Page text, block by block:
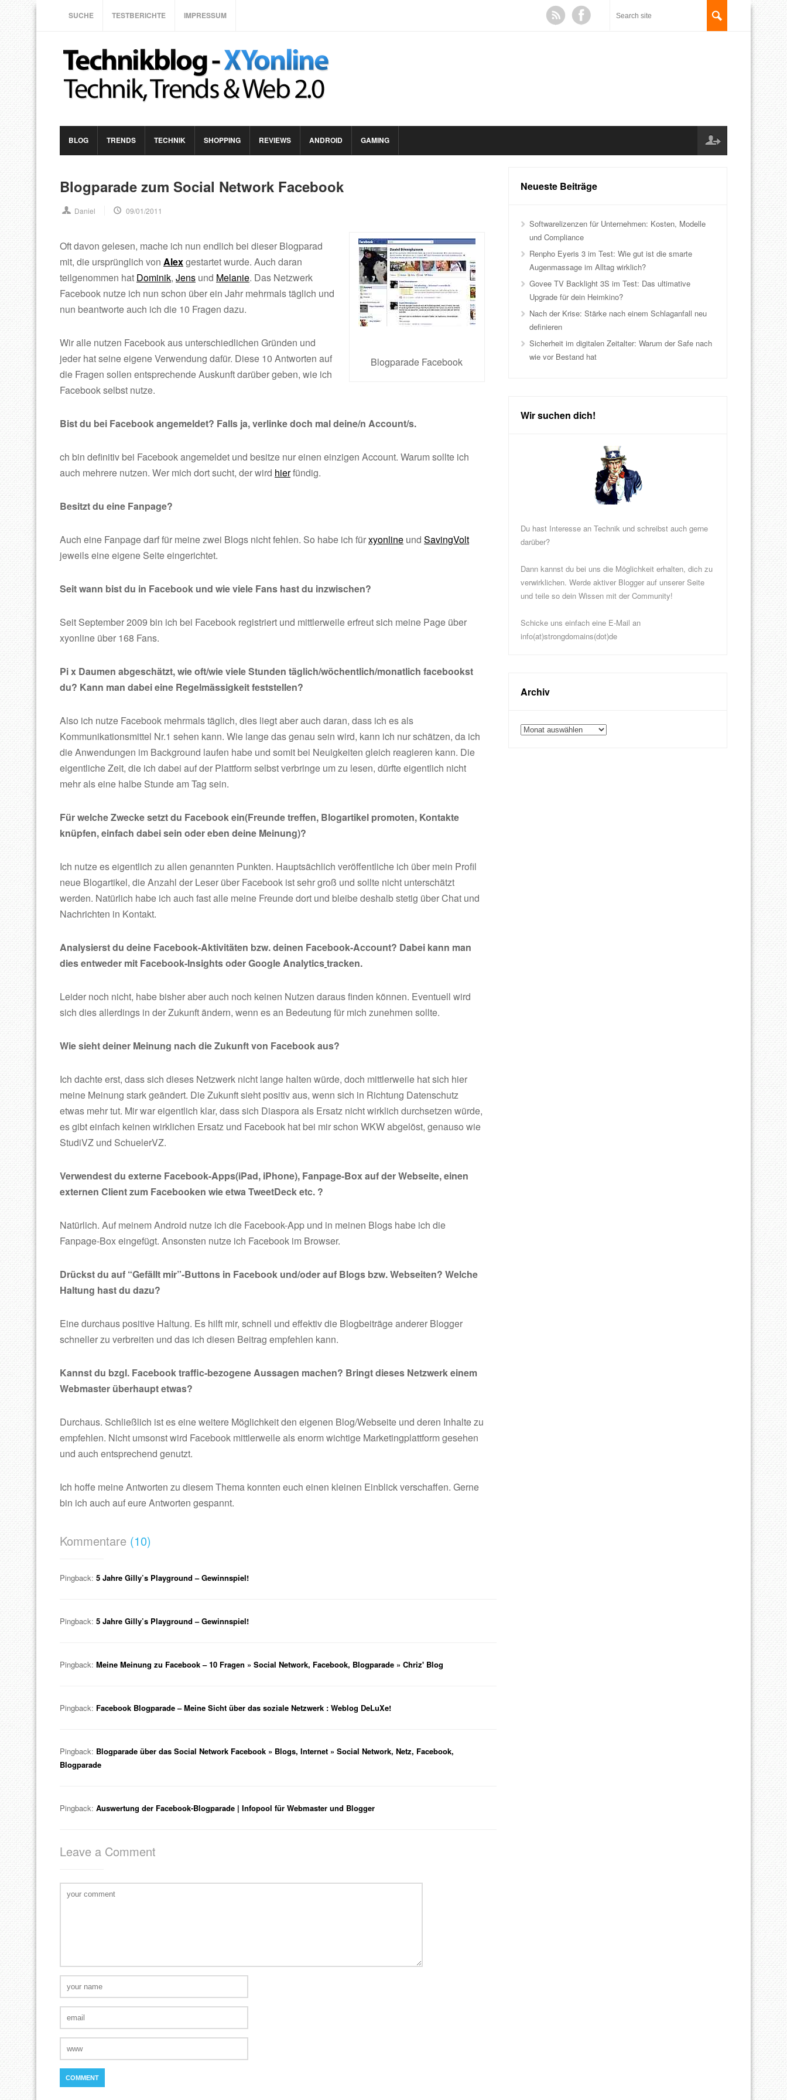
SUCHE TESTBERICHTE IMPRESSUM
BLOG TRENDS TECHNIK SHOPPING REVIEWS ANDROID GAMING
Blogparade zum Social Network Facebook
Daniel 09/01/2011
Blogparade Facebook
Oft davon gelesen, mache ich nun endlich bei dieser Blogparad
mit, die ursprünglich von Alexgestartet wurde. Auch daran
teilgenommen hat Dominik, Jens und Melanie. Das Netzwerk
Facebook nutze ich nun schon über ein Jahr mehrmals täglich und
nun beantworte auch ich die 10 Fragen dazu.
Wir alle nutzen Facebook aus unterschiedlichen Gründen und
jeder hat seine eigene Verwendung dafür. Diese 10 Antworten auf
die Fragen sollen entsprechende Auskunft darüber geben, wie ich
Facebook selbst nutze.
Bist du bei Facebook angemeldet? Falls ja, verlinke doch mal deine/n Account/s.
ch bin definitiv bei Facebook angemeldet und besitze nur einen einzigen Account. Warum sollte ich
auch mehrere nutzen. Wer mich dort sucht, der wird hierfündig.
Besitzt du eine Fanpage?
Auch eine Fanpagedarf für meine zwei Blogs nicht fehlen. So habe ich fürxyonline und SavingVolt
jeweils eine eigene Seite eingerichtet.
Seit wann bist du in Facebook und wie viele Fans hast du inzwischen?
Seit September 2009 bin ich bei Facebook registriert und mittlerweile erfreut sich meine Page über
xyonline über 168 Fans.
Pi x Daumen abgeschätzt, wie oft/wie viele Stunden täglich/wöchentlich/monatlich facebookst
du? Kann man dabei eine Regelmässigkeit feststellen?
Also ich nutze Facebook mehrmals täglich, dies liegt aber auch daran, dass ich es als
Kommunikationsmittel Nr.1 sehen kann. Wie lange das genau sein wird, kann ich nur schätzen, da ich
die Anwendungen im Background laufen habe und somit bei Neuigkeiten gleich reagieren kann. Die
eigentliche Zeit, die ich dabei auf der Plattform selbst verbringe um zu lesen, dürfte eigentlich nicht
mehr als eine halbe Stunde am Tag sein.
Für welche Zwecke setzt du Facebook ein(Freunde treffen, Blogartikel promoten, Kontakte
knüpfen, einfach dabei sein oder eben deine Meinung)?
Ich nutze es eigentlich zu allen genannten Punkten. Hauptsächlich veröffentliche ich über mein Profil
neue Blogartikel, die Anzahl der Leser über Facebook ist sehr groß und sollte nicht unterschätzt
werden. Natürlich habe ich auch fast alle meine Freunde dort und bleibe deshalb stetig über Chat und
Nachrichten in Kontakt.
Analysierst du deine Facebook-Aktivitäten bzw. deinen Facebook-Account? Dabei kann man
dies entweder mit Facebook-Insights oder Google Analyticstracken.
Leider noch nicht, habe bisher aber auch noch keinen Nutzen daraus finden können. Eventuell wird
sich dies allerdings in der Zukunft ändern, wenn es an Bedeutung für mich zunehmen sollte.
Wie sieht deiner Meinung nach die Zukunft von Facebook aus?
Ich dachte erst, dass sich dieses Netzwerk nicht lange halten würde, doch mittlerweile hat sich hier
meine Meinung stark geändert. Die Zukunft sieht positiv aus, wenn sich in Richtung Datenschutz
etwas mehr tut. Mir war eigentlich klar, dass sich Diaspora als Ersatz nicht wirklich durchsetzen würde,
es gibt einfach keinen wirklichen Ersatz und Facebook hat bei mir schon WKW abgelöst, genauso wie
StudiVZ und SchuelerVZ.
Verwendest du externe Facebook-Apps(iPad, iPhone), Fanpage-Box auf der Webseite, einen
externen Client zum Facebooken wie etwa TweetDeck etc. ?
Natürlich. Auf meinem Android nutze ich die Facebook-App und in meinen Blogs habe ich die
Fanpage-Box eingefügt. Ansonsten nutze ich Facebook im Browser.
Drückst du auf “Gefällt mir”-Buttons in Facebook und/oder auf Blogs bzw. Webseiten? Welche
Haltung hast du dazu?
Eine durchaus positive Haltung. Es hilft mir, schnell und effektiv die Blogbeiträge anderer Blogger
schneller zu verbreiten und das ich diesen Beitrag empfehlen kann.
Kannst du bzgl. Facebook traffic-bezogene Aussagen machen? Bringt dieses Netzwerk einem
Webmaster überhaupt etwas?
Durchaus. Schließlich ist es eine weitere Möglichkeit den eigenen Blog/Webseite und deren Inhalte zu
empfehlen. Nicht umsonst wird Facebook mittlerweile als enorm wichtige Marketingplattform gesehen
und auch entsprechend genutzt.
Ich hoffe meine Antworten zu diesem Thema konnten euch einen kleinen Einblick verschaffen. Gerne
bin ich auch auf eure Antworten gespannt.
Kommentare (10)
Pingback: 5 Jahre Gilly’s Playground – Gewinnspiel!
Pingback: 5 Jahre Gilly’s Playground – Gewinnspiel!
Pingback: Meine Meinung zu Facebook – 10 Fragen » Social Network, Facebook, Blogparade » Chriz' Blog
Pingback: Facebook Blogparade – Meine Sicht über das soziale Netzwerk : Weblog DeLuXe!
Pingback: Blogparade über das Social Network Facebook » Blogs, Internet » Social Network, Netz, Facebook,
Blogparade
Pingback: Auswertung der Facebook-Blogparade | Infopool für Webmaster und Blogger
Leave a Comment
Neueste Beiträge
Softwarelizenzen für Unternehmen: Kosten, Modelle
und Compliance
Renpho Eyeris 3 im Test: Wie gut ist die smarte
Augenmassage im Alltag wirklich?
Govee TV Backlight 3S im Test: Das ultimative
Upgrade für dein Heimkino?
Nach der Krise: Stärke nach einem Schlaganfall neu
definieren
Sicherheit im digitalen Zeitalter: Warum der Safe nach
wie vor Bestand hat
Wir suchen dich!
Du hast Interesse an Technik und schreibst auch gerne
darüber?
Dann kannst du bei uns die Möglichkeit erhalten, dich zu
verwirklichen. Werde aktiver Blogger auf unserer Seite
und teile so dein Wissen mit der Community!
Schicke uns einfach eine E-Mail an
info(at)strongdomains(dot)de
Archiv
Archiv